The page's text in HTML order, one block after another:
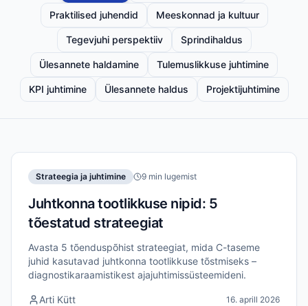
Praktilised juhendid Meeskonnad ja kultuur
Tegevjuhi perspektiiv Sprindihaldus
Ülesannete haldamine Tulemuslikkuse juhtimine
KPI juhtimine Ülesannete haldus Projektijuhtimine
Strateegia ja juhtimine 9 min lugemist
Juhtkonna tootlikkuse nipid: 5
tõestatud strateegiat
Avasta 5 tõenduspõhist strateegiat, mida C-taseme
juhid kasutavad juhtkonna tootlikkuse tõstmiseks –
diagnostikaraamistikest ajajuhtimissüsteemideni.
Arti Kütt 16. aprill 2026